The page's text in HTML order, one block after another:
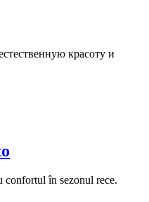
красоту и
confortul în sezonul rece.